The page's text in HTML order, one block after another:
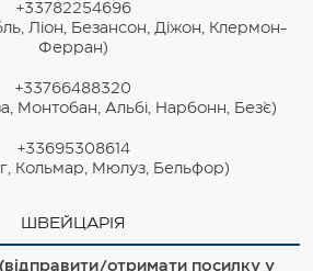
+33782254696
Ліон, Безансон, Діжон, Клермон-
Ферран)
+33766488320
Монтобан, Альбі, Нарбонн, Без`є)
+33695308614
Кольмар, Мюлуз, Бельфор)
ШВЕЙЦАРІЯ
отримати посилку у